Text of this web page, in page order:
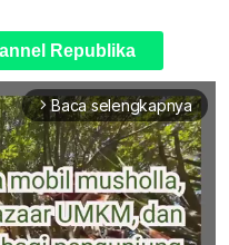
Republika
arrow_forward_ios Baca selengkapnya